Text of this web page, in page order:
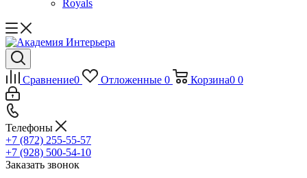
Royals
Сравнение0 Отложенные 0 Корзина0 0
Телефоны
+7 (872) 255-55-57
+7 (928) 500-54-10
Заказать звонок